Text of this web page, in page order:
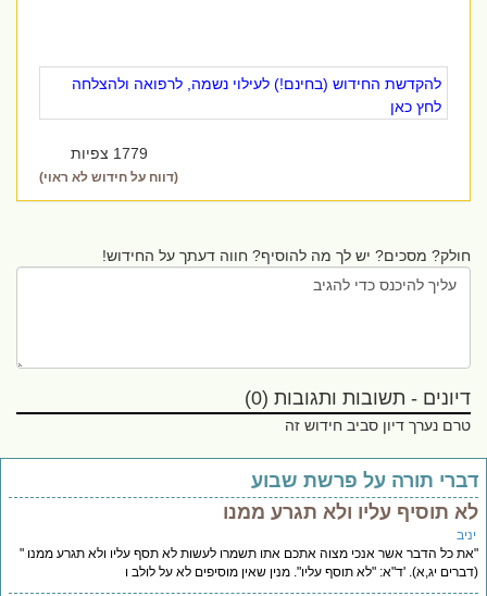
להקדשת החידוש (בחינם!) לעילוי נשמה, לרפואה ולהצלחה
לחץ כאן
1779 צפיות
(דווח על חידוש לא ראוי)
חולק? מסכים? יש לך מה להוסיף? חווה דעתך על החידוש!
דיונים - תשובות ותגובות (0)
טרם נערך דיון סביב חידוש זה
תורה על פרשת שבוע
תוסיף עליו ולא תגרע ממנו
כל הדבר אשר אנכי מצוה אתכם אתו תשמרו לעשות לא תסף עליו ולא תגרע ממנו "
יג,א). 'ד"א: "לא תוסף עליו". מנין שאין מוסיפים לא על לולב ו